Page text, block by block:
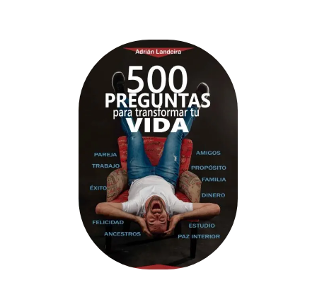
AÑADIR AL CARRITO
/
DETALLES